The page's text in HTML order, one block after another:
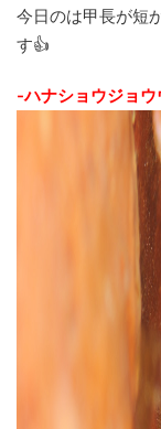
今日のは甲長が短
す👍
-ハナショウジョ